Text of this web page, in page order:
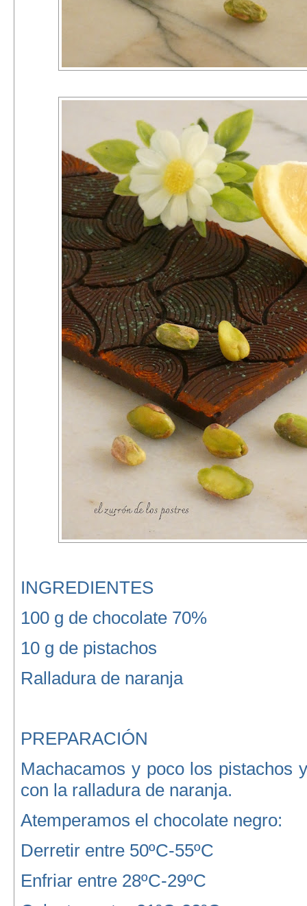
INGREDIENTES
100 g de chocolate 70%
10 g de pistachos
Ralladura de naranja
PREPARACIÓN
Machacamos y poco los pistachos
con la ralladura de naranja.
Atemperamos el chocolate negro:
Derretir entre 50ºC-55ºC
Enfriar entre 28ºC-29ºC